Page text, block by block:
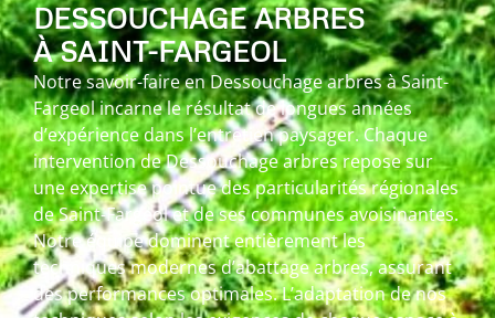
DESSOUCHAGE ARBRES
À SAINT-FARGEOL
Notre savoir-faire en Dessouchage arbres à Saint-
Fargeol incarne le résultat de longues années
d’expérience dans l’entretien paysager. Chaque
intervention de Dessouchage arbres repose sur
une expertise pointue des particularités régionales
de Saint-Fargeol et de ses communes avoisinantes.
Notre équipe dominent entièrement les
techniques modernes d’abattage arbres, assurant
des performances optimales. L’adaptation de nos